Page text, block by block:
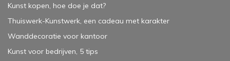
Kunst kopen, hoe doe je dat?
Thuiswerk-Kunstwerk, een cadeau met karakter
Wanddecoratie voor kantoor
Kunst voor bedrijven, 5 tips